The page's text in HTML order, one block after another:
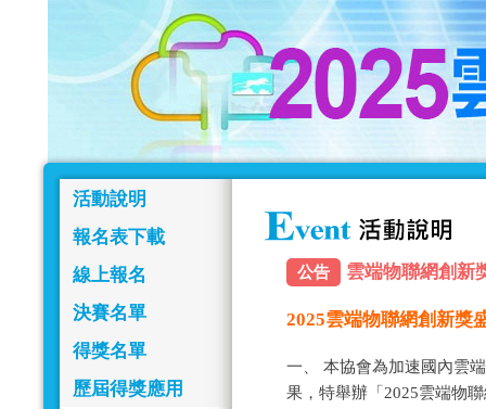
活動說明
報名表下載
線上報名
決賽名單
得獎名單
歷屆得獎應用
公告 雲端物聯網創新
2025雲端物聯網創新獎
一、 本協會為加速國內雲
果，特舉辦「2025雲端物